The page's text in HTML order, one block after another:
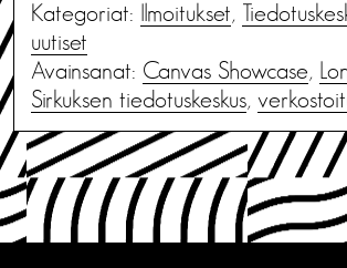
Kategoriat: Ilmoitukset,
uutiset
Avainsanat: Canvas Showcase,
Sirkuksen tiedotuskeskus,